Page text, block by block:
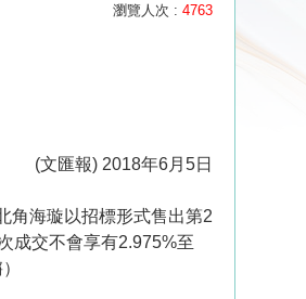
瀏覽人次 : 4763
(文匯報) 2018年6月5日
角海璇以招標形式售出第2
成交不會享有2.975%至